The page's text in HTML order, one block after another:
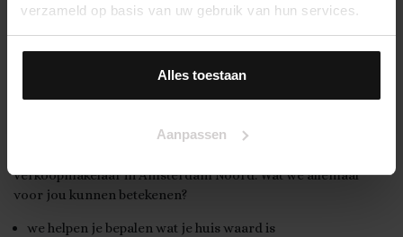
verzameld op basis van uw gebruik van hun services.
Alles toestaan
Aanpassen
Onze diensten als verkoopmakelaar in
Amsterdam Noord
verkoopmakelaar in Amsterdam Noord. Wat we allemaal
voor jou kunnen betekenen?
we helpen je bepalen wat je huis waard is